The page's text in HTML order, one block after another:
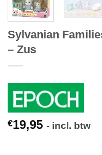
Sylvanian
– Zus
€19,95 - incl. btw